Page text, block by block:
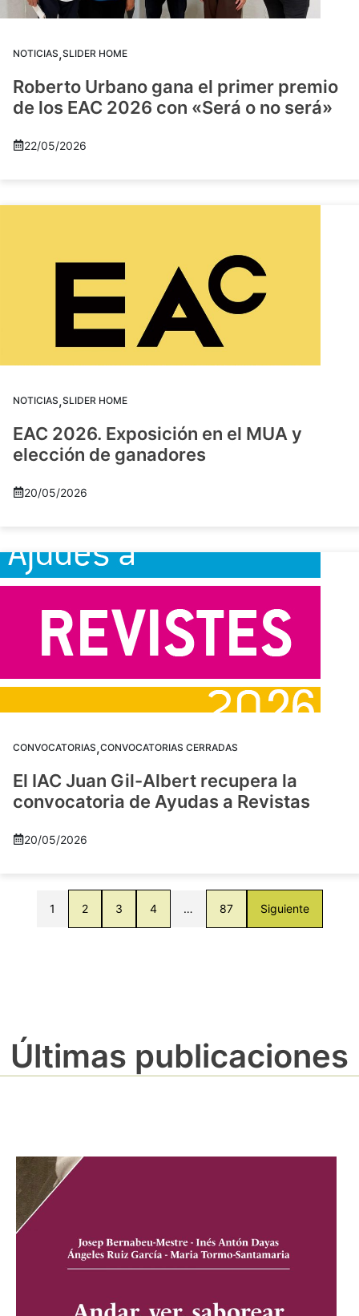
NOTICIAS,SLIDER HOME
Roberto Urbano gana el primer premio
de los EAC 2026 con «Será o no será»
22/05/2026
NOTICIAS,SLIDER HOME
EAC 2026. Exposición en el MUA y
elección de ganadores
20/05/2026
CONVOCATORIAS,CONVOCATORIAS CERRADAS
El IAC Juan Gil-Albert recupera la
convocatoria de Ayudas a Revistas
20/05/2026
1 2 3 4 … 87 Siguiente
Últimas publicaciones